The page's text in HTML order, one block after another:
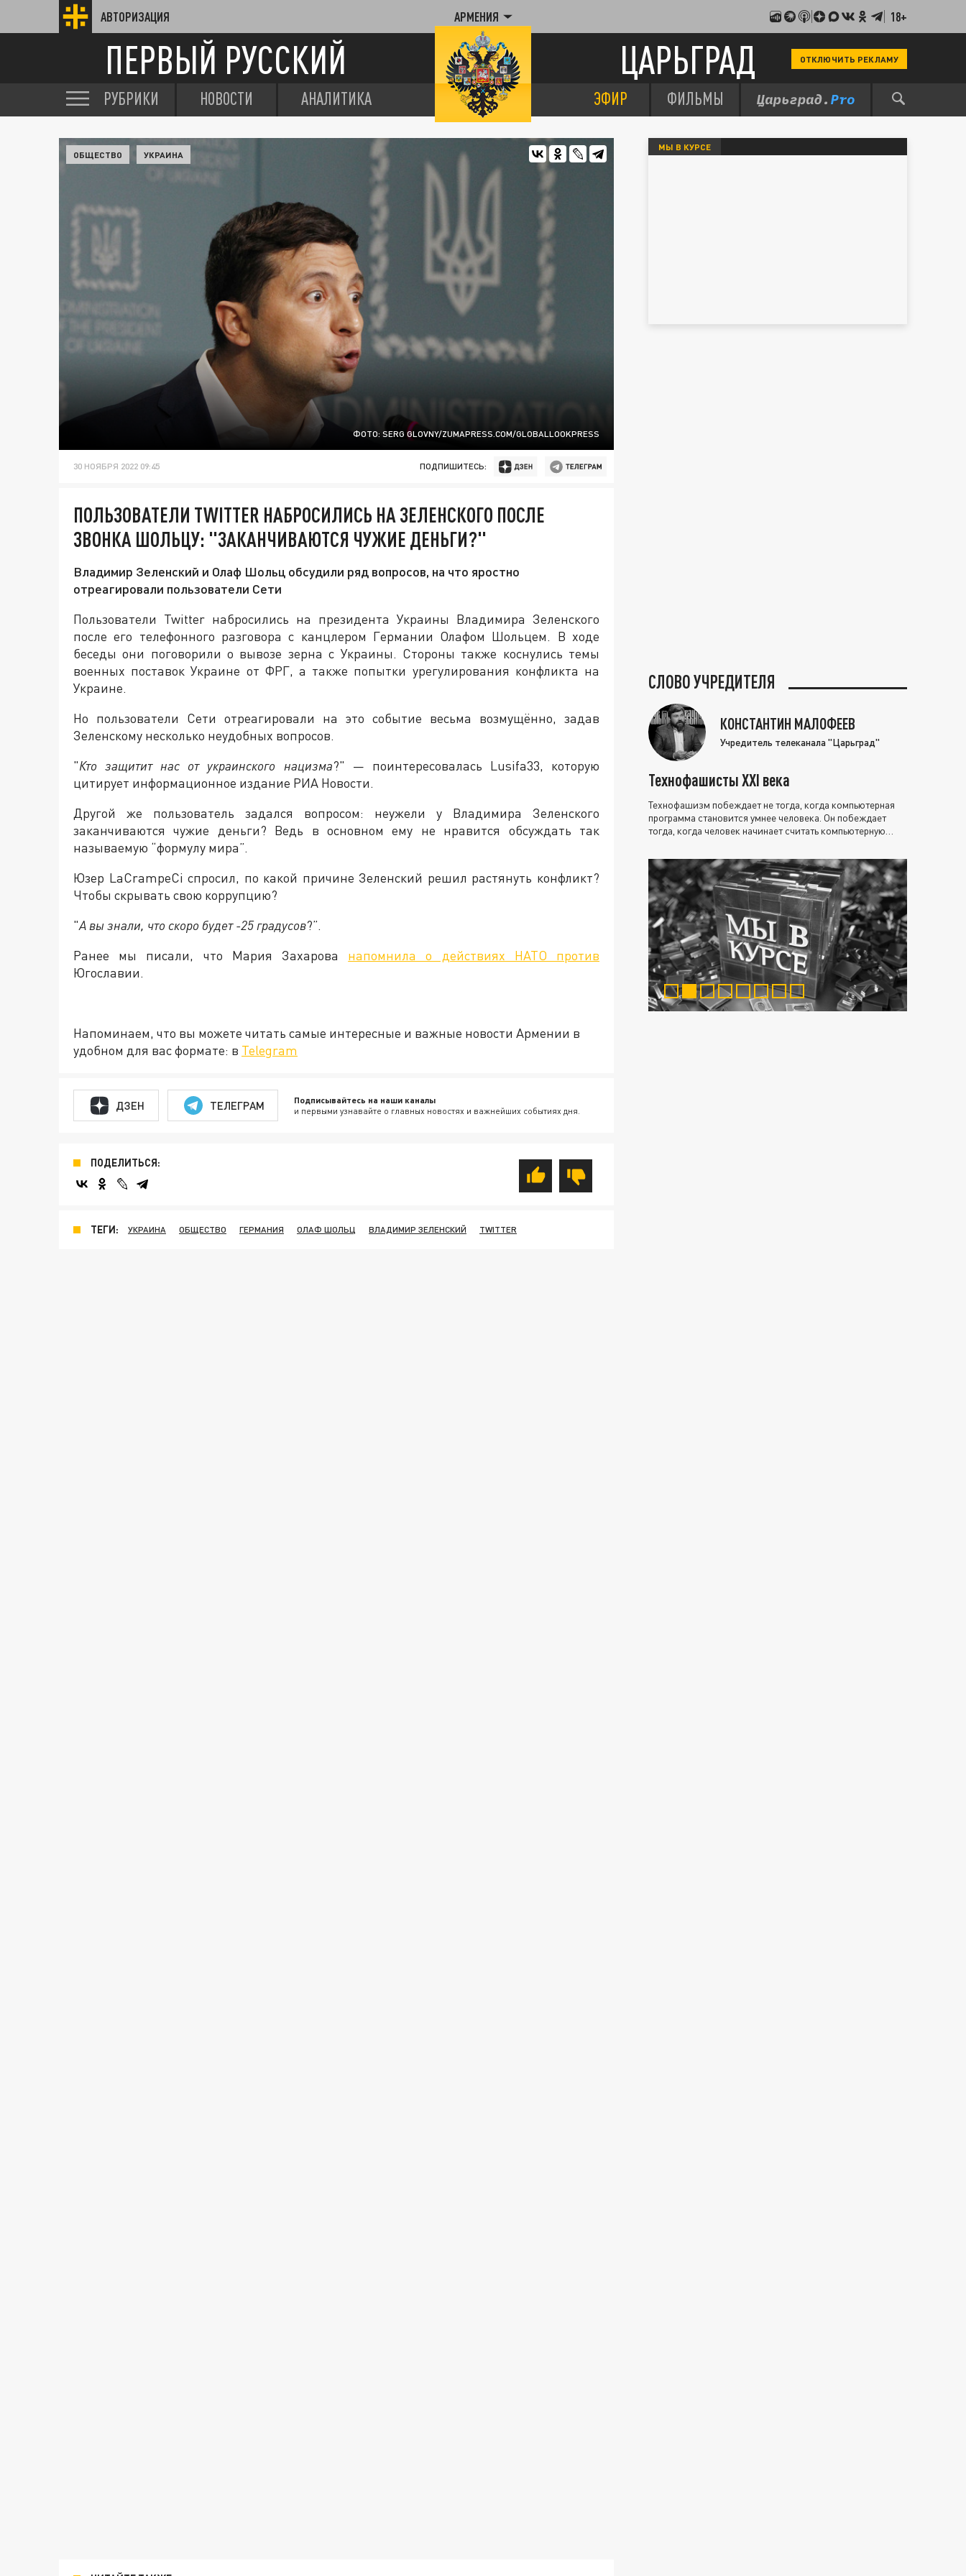
АВТОРИЗАЦИЯ АРМЕНИЯ 18+
ПЕРВЫЙ РУССКИЙ ЦАРЬГРАД ОТКЛЮЧИТЬ РЕКЛАМУ
РУБРИКИ НОВОСТИ АНАЛИТИКА ЭФИР ФИЛЬМЫ
ФОТО: SERG GLOVNY/ZUMAPRESS.COM/GLOBALLOOKPRESS
ОБЩЕСТВО УКРАИНА
30 НОЯБРЯ 2022 09:45 ПОДПИШИТЕСЬ:
ПОЛЬЗОВАТЕЛИ TWITTER НАБРОСИЛИСЬ НА ЗЕЛЕНСКОГО ПОСЛЕ
ЗВОНКА ШОЛЬЦУ: "ЗАКАНЧИВАЮТСЯ ЧУЖИЕ ДЕНЬГИ?"
Владимир Зеленский и Олаф Шольц обсудили ряд вопросов, на что яростно
отреагировали пользователи Сети
Пользователи Twitter набросились на президента Украины Владимира Зеленского
после его телефонного разговора с канцлером Германии Олафом Шольцем. В ходе
беседы они поговорили о вывозе зерна с Украины. Стороны также коснулись темы
военных поставок Украине от ФРГ, а также попытки урегулирования конфликта на
Украине.
Но пользователи Сети отреагировали на это событие весьма возмущённо, задав
Зеленскому несколько неудобных вопросов.
"Кто защитит нас от украинского нацизма?" — поинтересовалась Lusifa33, которую
цитирует информационное издание РИА Новости.
Другой же пользователь задался вопросом: неужели у Владимира Зеленского
заканчиваются чужие деньги? Ведь в основном ему не нравится обсуждать так
называемую “формулу мира”.
Юзер LaCrampeCi спросил, по какой причине Зеленский решил растянуть конфликт?
Чтобы скрывать свою коррупцию?
"А вы знали, что скоро будет -25 градусов?”.
Ранее мы писали, что Мария Захарова напомнила о действиях НАТО против
Югославии.
Напоминаем, что вы можете читать самые интересные и важные новости Армении в
удобном для вас формате: в Telegram
ДЗЕН ТЕЛЕГРАМ Подписывайтесь на наши каналы
и первыми узнавайте о главных новостях и важнейших событиях дня.
ПОДЕЛИТЬСЯ:
ТЕГИ: УКРАИНА ОБЩЕСТВО ГЕРМАНИЯ ОЛАФ ШОЛЬЦ ВЛАДИМИР ЗЕЛЕНСКИЙ TWITTER
МЫ В КУРСЕ
СЛОВО УЧРЕДИТЕЛЯ
КОНСТАНТИН МАЛОФЕЕВ
Учредитель телеканала "Царьград"
Технофашисты XXI века
Технофашизм побеждает не тогда, когда компьютерная
программа становится умнее человека. Он побеждает
тогда, когда человек начинает считать компьютерную